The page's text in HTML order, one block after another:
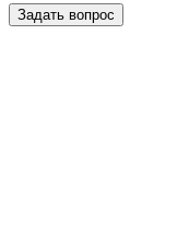
Задать вопрос